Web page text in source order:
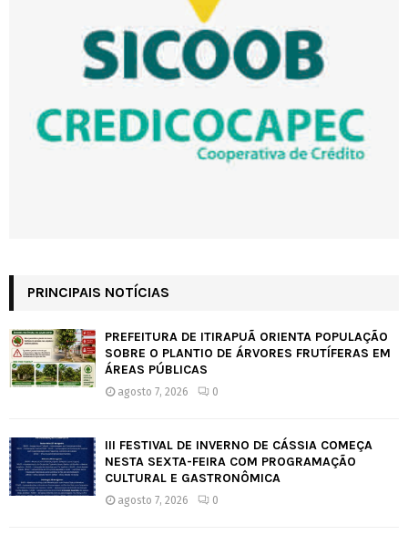
PRINCIPAIS NOTÍCIAS
PREFEITURA DE ITIRAPUÃ ORIENTA POPULAÇÃO
SOBRE O PLANTIO DE ÁRVORES FRUTÍFERAS EM
ÁREAS PÚBLICAS
agosto 7, 2026 0
III FESTIVAL DE INVERNO DE CÁSSIA COMEÇA
NESTA SEXTA-FEIRA COM PROGRAMAÇÃO
CULTURAL E GASTRONÔMICA
agosto 7, 2026 0